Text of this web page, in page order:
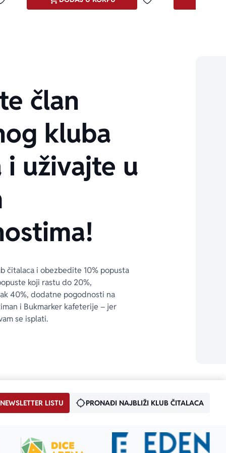
Dodaj u omiljene Dodaj u omiljene
član
kluba
i uživajte u
čitalaca i obezbedite 10% popusta
koji rastu do 20%,
40%, dodatne pogodnosti na
i Bukmarker kafeterije – jer
se isplati.
LISTU PRONAĐI NAJBLIŽI KLUB ČITALACA